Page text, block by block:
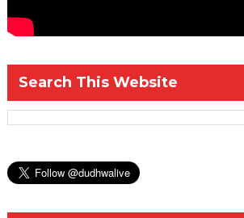
Search This Website